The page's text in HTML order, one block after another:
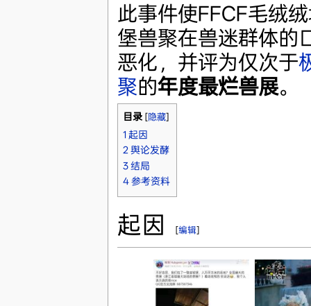
此事件使FFCF毛绒
堡兽聚在兽迷群体的
恶化，并评为仅次于
聚的年度最烂兽展。
目录[隐藏]
1 起因
2 舆论发酵
3 结局
4 参考资料
起因 [编辑]